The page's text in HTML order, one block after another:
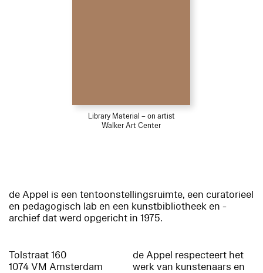
Library Material – on artist
Walker Art Center
de Appel is een tentoonstellingsruimte, een curatorieel
en pedagogisch lab en een kunstbibliotheek en -
archief dat werd opgericht in 1975.
Tolstraat 160
1074 VM Amsterdam
de Appel respecteert het
werk van kunstenaars en